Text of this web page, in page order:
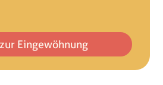
Eingewöhnung